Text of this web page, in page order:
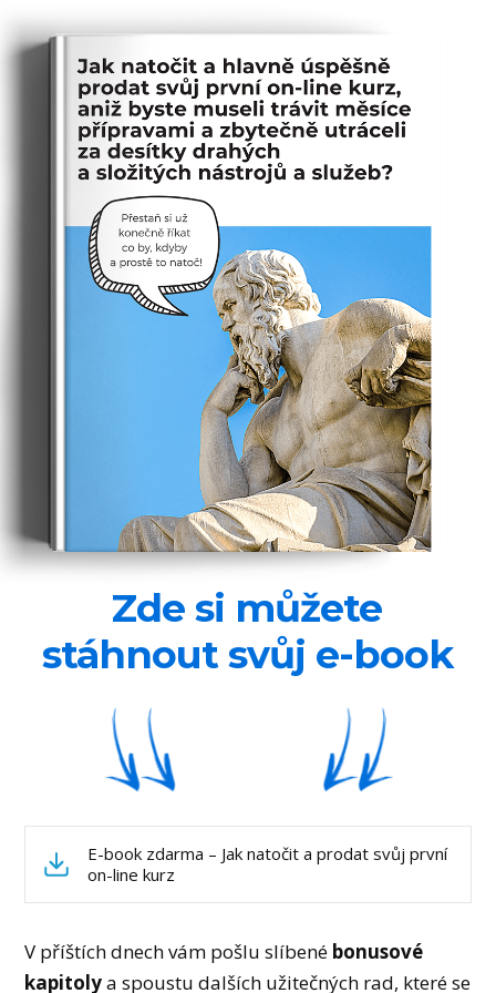
Zde si můžete
stáhnout svůj e-book
E-book zdarma – Jak natočit a prodat svůj první
on-line kurz
V příštích dnech vám pošlu slíbené bonusové
kapitolya spoustu dalších užitečných rad, které se